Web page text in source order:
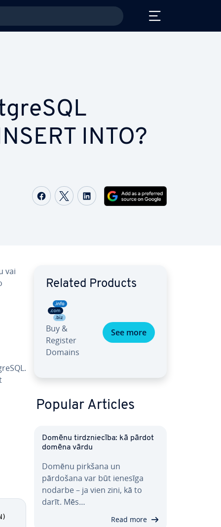
INTO?
Share on Facebook
Share on Twitter
Share on LinkedIn
vai
Related Products
Buy &
Register
Domains
See more
Popular Articles
Domēnu tirdznie­cī­ba: kā pārdot
domēna vārdu
Domēnu pirkšana un
pārdošana var būt ienesīga
nodarbe – ja vien zini, kā to
darīt. Mēs…
Read more